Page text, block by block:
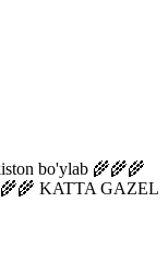
bo'ylab 🌾🌾🌾
KATTA GAZEL